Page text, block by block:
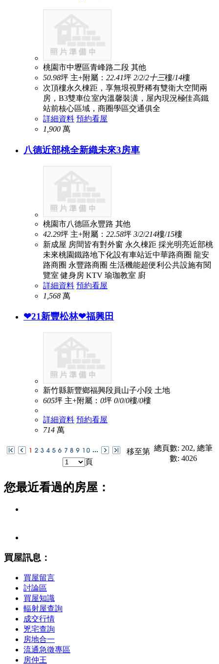
桃園市中壢區青峰路二段 其他
50.98坪 主+附屬： 22.41坪 2/2/2十三樓/14樓
次頂樓永久棟距，享無垠視野稀有雙衛大空間兩
房，B3雙車位室內溫馨裝潢，屋內現況極佳高鐵
站前核心區域，商圈學區交通俱全
詳細資料 預約看屋
1,900 萬
八德近部桃全新織未來3房車
桃園市八德區永豐路 其他
42.29坪 主+附屬： 22.58坪 3/2/214樓/15樓
新成屋 房間皆有對外窗 永久棟距 採光明亮近部桃
未來桃園鐵路地下化設有車站近中華路商圈 龍安
路商圈 永豐路商圈 生活機能超便利公共設施有閱
覽室 健身房 KTV 瑜珈教室 廚
詳細資料 預約看屋
1,568 萬
❤21新豐松林❤福興田
新竹縣新豐鄉福興段員山子小段 土地
605坪 主+附屬： 0坪 0/0/0樓/0樓
詳細資料 預約看屋
714 萬
移至第
頁
總頁數: 202, 總筆
數: 4026
您最近看過的房屋：
買屋訊息：
買屋留言
討論區
買屋知識
輻射屋查詢
成交行情
兇宅查詢
房地合一
流通急徵專區
房仲王